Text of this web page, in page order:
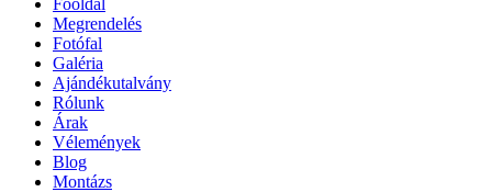
Főoldal
Megrendelés
Fotófal
Galéria
Ajándékutalvány
Rólunk
Árak
Vélemények
Blog
Montázs